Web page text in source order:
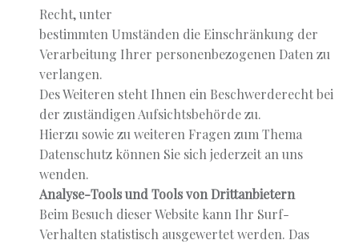
Recht, unter
bestimmten Umständen die Einschränkung der
Verarbeitung Ihrer personenbezogenen Daten zu
verlangen.
Des Weiteren steht Ihnen ein Beschwerderecht bei
der zuständigen Aufsichtsbehörde zu.
Hierzu sowie zu weiteren Fragen zum Thema
Datenschutz können Sie sich jederzeit an uns
wenden.
Analyse-Tools und Tools von Drittanbietern
Beim Besuch dieser Website kann Ihr Surf-
Verhalten statistisch ausgewertet werden. Das